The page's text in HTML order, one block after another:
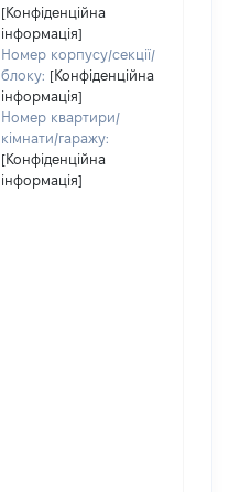
[Конфіденційна
інформація]
Номер корпусу/секції/
блоку: [Конфіденційна
інформація]
Номер квартири/
кімнати/гаражу:
[Конфіденційна
інформація]